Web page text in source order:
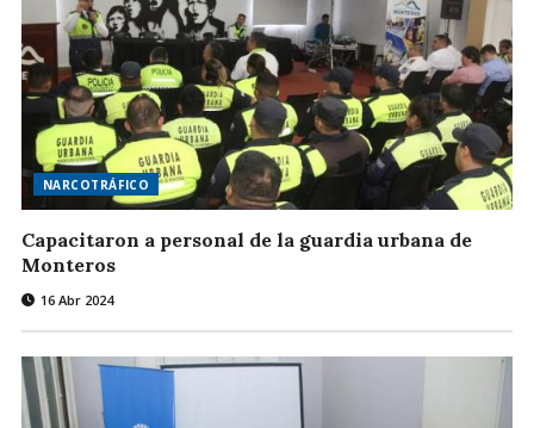
NARCOTRÁFICO
Capacitaron a personal de la guardia urbana de
Monteros
16 Abr 2024